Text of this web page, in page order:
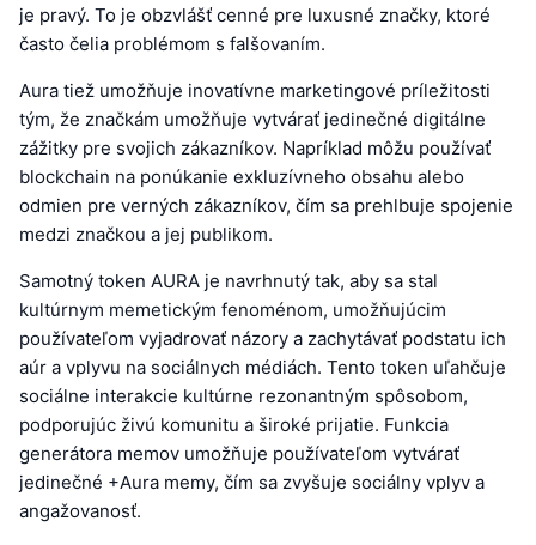
je pravý. To je obzvlášť cenné pre luxusné značky, ktoré
často čelia problémom s falšovaním.
Aura tiež umožňuje inovatívne marketingové príležitosti
tým, že značkám umožňuje vytvárať jedinečné digitálne
zážitky pre svojich zákazníkov. Napríklad môžu používať
blockchain na ponúkanie exkluzívneho obsahu alebo
odmien pre verných zákazníkov, čím sa prehlbuje spojenie
medzi značkou a jej publikom.
Samotný token AURA je navrhnutý tak, aby sa stal
kultúrnym memetickým fenoménom, umožňujúcim
používateľom vyjadrovať názory a zachytávať podstatu ich
aúr a vplyvu na sociálnych médiách. Tento token uľahčuje
sociálne interakcie kultúrne rezonantným spôsobom,
podporujúc živú komunitu a široké prijatie. Funkcia
generátora memov umožňuje používateľom vytvárať
jedinečné +Aura memy, čím sa zvyšuje sociálny vplyv a
angažovanosť.